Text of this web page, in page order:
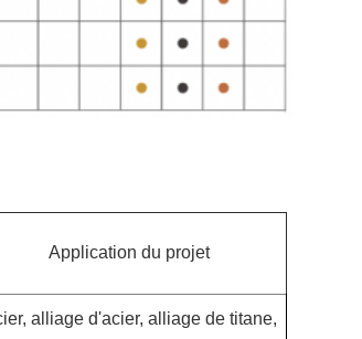
Application du projet
alliage d'acier, alliage de titane,